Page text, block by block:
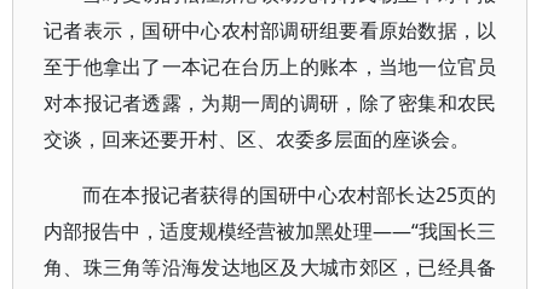
记者表示，国研中心农村部调研组要看原始数据，以
至于他拿出了一本记在台历上的账本，当地一位官员
对本报记者透露，为期一周的调研，除了密集和农民
交谈，回来还要开村、区、农委多层面的座谈会。
而在本报记者获得的国研中心农村部长达25页的
内部报告中，适度规模经营被加黑处理——“我国长三
角、珠三角等沿海发达地区及大城市郊区，已经具备